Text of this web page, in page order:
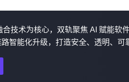
合技术为核心，双轨聚焦 AI 赋能软
智能化升级，打造安全、透明、可